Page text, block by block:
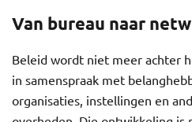
Van bureau naar
Beleid wordt niet meer achter
in samenspraak met
organisaties, instellingen en